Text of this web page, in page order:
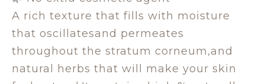
A rich texture that fills with moisture
that oscillatesand permeates
throughout the stratum corneum,and
natural herbs that will make your skin